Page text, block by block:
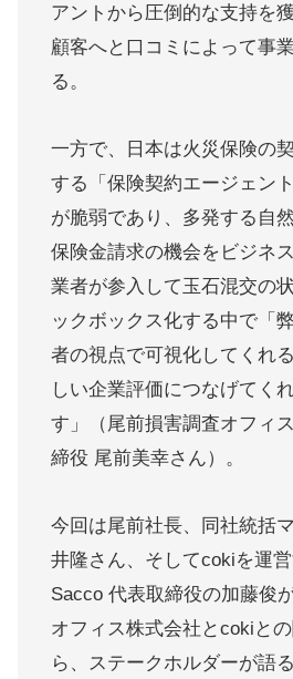
アントから圧倒的な支持を
顧客へと口コミによって事
る。
一方で、日本は火災保険の
する「保険契約エージェン
が脆弱であり、多発する自
保険金請求の機会をビジネ
業者が参入して玉石混交の
ックボックス化する中で「
者の視点で可視化してくれ
しい企業評価につなげてく
す」（尾前損害調査オフィ
締役 尾前美幸さん）。
今回は尾前社長、同社統括
井隆さん、そしてcokiを運
Sacco 代表取締役の加藤俊
オフィス株式会社とcokiと
ら、ステークホルダーが語